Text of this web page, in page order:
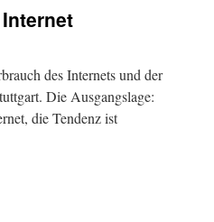
des Internets und der
Die Ausgangslage:
die Tendenz ist